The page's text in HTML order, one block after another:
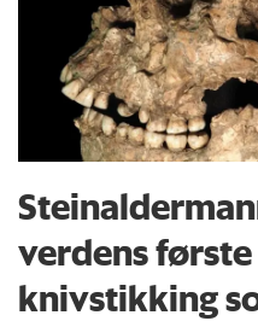
verdens
knivstikking